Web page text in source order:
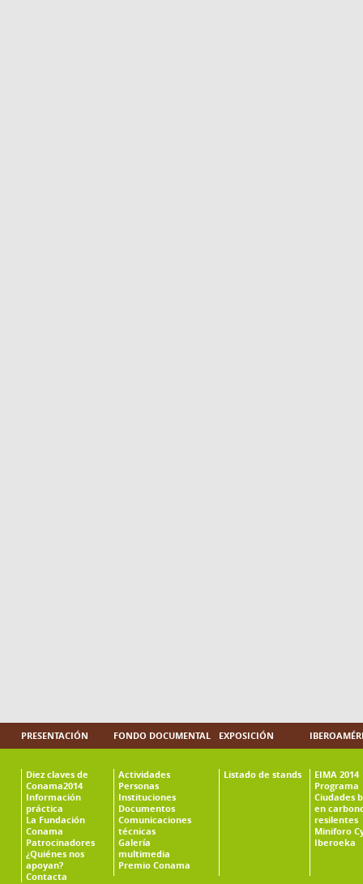
PRESENTACIÓN
Diez claves de
Conama2014
Información
práctica
La Fundación
Conama
Patrocinadores
¿Quiénes nos
apoyan?
Contacta
FONDO DOCUMENTAL
Actividades
Personas
Instituciones
Documentos
Comunicaciones
técnicas
Galería
multimedia
Premio Conama
EXPOSICIÓN
Listado de stands
EIMA 2014
Programa
Ciudades
en
resilentes
Miniforo
Iberoeka